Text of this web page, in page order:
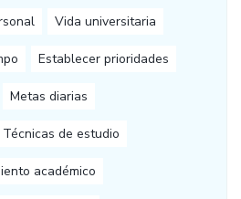
Vida universitaria
Establecer prioridades
Metas diarias
Técnicas de estudio
académico